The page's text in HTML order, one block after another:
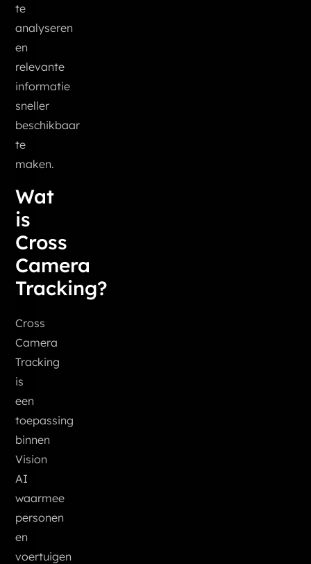
te
analyseren
en
relevante
informatie
sneller
beschikbaar
te
maken.
Wat
is
Cross
Camera
Tracking?
Cross
Camera
Tracking
is
een
toepassing
binnen
Vision
AI
waarmee
personen
en
voertuigen